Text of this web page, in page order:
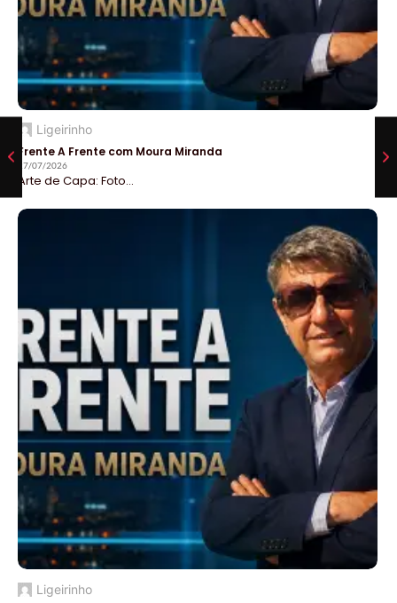
Ligeirinho
Frente A Frente com Moura Miranda
27/07/2026
Arte de Capa: Foto...
Ligeirinho